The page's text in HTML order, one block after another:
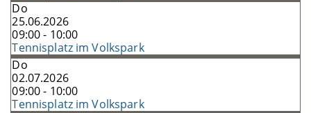
Do
25.06.2026
09:00 - 10:00
Tennisplatz im Volkspark
Do
02.07.2026
09:00 - 10:00
Tennisplatz im Volkspark